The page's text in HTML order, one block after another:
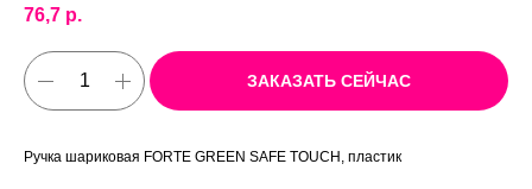
76,7 р.
ЗАКАЗАТЬ СЕЙЧАС
Ручка шариковая FORTE GREEN SAFE TOUCH, пластик